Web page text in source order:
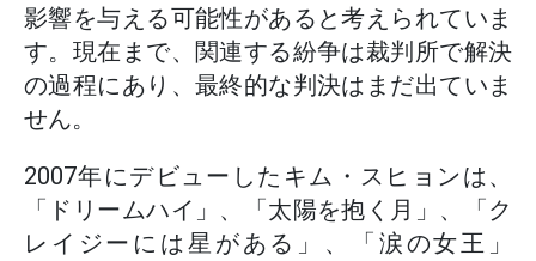
影響を与える可能性があると考えられていま
す。現在まで、関連する紛争は裁判所で解決
の過程にあり、最終的な判決はまだ出ていま
せん。
2007年にデビューしたキム・スヒョンは、
「ドリームハイ」、「太陽を抱く月」、「ク
レイジーには星がある」、「涙の女王」